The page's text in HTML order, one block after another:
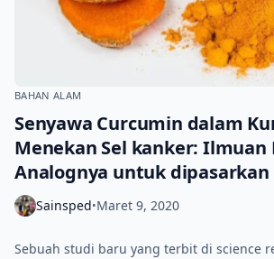
BAHAN ALAM
Senyawa Curcumin dalam
Menekan Sel kanker:
Analognya untuk dipasarkan
Sainsped•Maret 9, 2020
Sebuah studi baru yang terbit di science